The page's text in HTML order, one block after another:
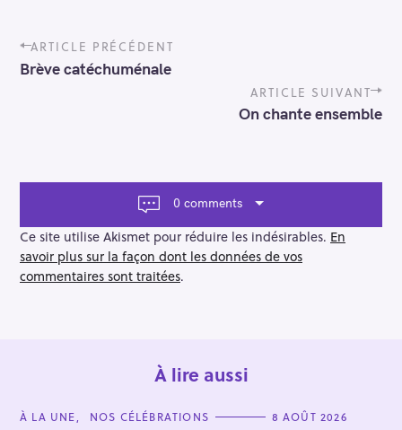
P
o
s
g
t
i
o
n
ARTICLE PRÉCÉDENT
Brève catéchuménale
ARTICLE SUIVANT
On chante ensemble
0 comments
Ce site utilise Akismet pour réduire les indésirables. En
savoir plus sur la façon dont les données de vos
commentaires sont traitées.
À lire aussi
C
À LA UNE NOS CÉLÉBRATIONS 8 AOÛT 2026
e
r